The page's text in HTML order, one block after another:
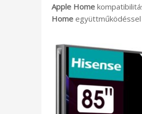
Apple Home
Home